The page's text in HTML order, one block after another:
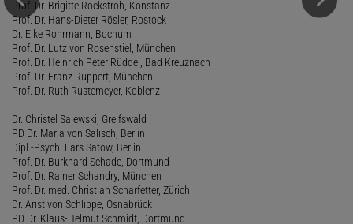
Prof. Dr. Brigitte Rockstroh, Konstanz
Prof. Dr. Hans-Dieter Rösler, Rostock
Dr. Elke Rohrmann, Bochum
Prof. Dr. Lutz von Rosenstiel, München
Prof. Dr. Heinrich Peter Rüddel, Bad Kreuznach
Prof. Dr. Franz Ruppert, München
Prof. Dr. Ruth Rustemeyer, Koblenz
Dr. Christel Salewski, Greifswald
PD Dr. Maria von Salisch, Berlin
Dipl.-Psych. Lars Satow, Berlin
Prof. Dr. Burkhard Schade, Dortmund
Prof. Dr. Rainer Schandry, München
Prof. Dr. med. Christian Scharfetter, Zürich
Dr. Arist von Schlippe, Osnabrück
PD Dr. Klaus-Helmut Schmidt, Dortmund